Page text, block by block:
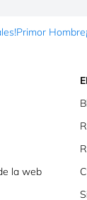
Primor Hombre
la web